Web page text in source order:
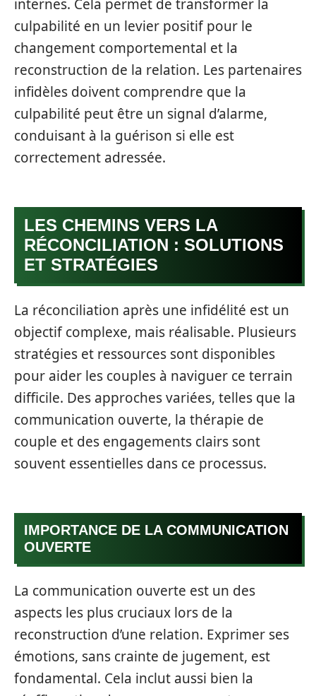
internes. Cela permet de transformer la
culpabilité en un levier positif pour le
changement comportemental et la
reconstruction de la relation. Les partenaires
infidèles doivent comprendre que la
culpabilité peut être un signal d’alarme,
conduisant à la guérison si elle est
correctement adressée.
LES CHEMINS VERS LA
RÉCONCILIATION : SOLUTIONS
ET STRATÉGIES
La réconciliation après une infidélité est un
objectif complexe, mais réalisable. Plusieurs
stratégies et ressources sont disponibles
pour aider les couples à naviguer ce terrain
difficile. Des approches variées, telles que la
communication ouverte, la thérapie de
couple et des engagements clairs sont
souvent essentielles dans ce processus.
IMPORTANCE DE LA COMMUNICATION
OUVERTE
La communication ouverte est un des
aspects les plus cruciaux lors de la
reconstruction d’une relation. Exprimer ses
émotions, sans crainte de jugement, est
fondamental. Cela inclut aussi bien la